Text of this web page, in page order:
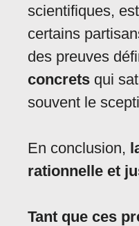
scientifiques,
certains
des preuves
concrets qui
souvent le
En conclusion,
rationnelle et
Tant que ces